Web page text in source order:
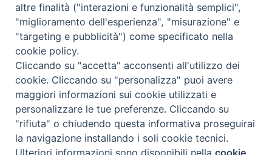
Piazza Giovene 4 – 70056 Molfetta (BA)
comunicazionisociali@diocesimolfetta.it
SEGUICI SU
Facebook
Instagram
X YouTube
Feed
Privacy Policy - trasparenza
© 2016 - 2026 Diocesi Molfetta Ruvo Giovinazzo Terlizzi
altre finalità ("interazioni e funzionalità semplici",
"miglioramento dell'esperienza", "misurazione" e
"targeting e pubblicità") come specificato nella
cookie policy.
Cliccando su "accetta" acconsenti all'utilizzo dei
cookie. Cliccando su "personalizza" puoi avere
maggiori informazioni sui cookie utilizzati e
personalizzare le tue preferenze. Cliccando su
"rifiuta" o chiudendo questa informativa proseguirai
la navigazione installando i soli cookie tecnici.